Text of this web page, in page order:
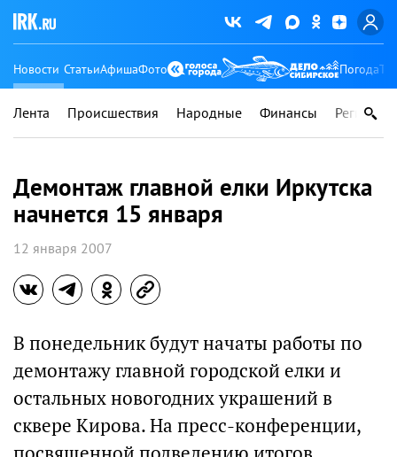
Новости СтатьиАфишаФото Погода
Лента Происшествия Народные Финансы Регионы
Демонтаж главной елки Иркутска
начнется 15 января
12 января 2007
В понедельник будут начаты работы по
демонтажу главной городской елки и
остальных новогодних украшений в
сквере Кирова. На пресс-конференции,